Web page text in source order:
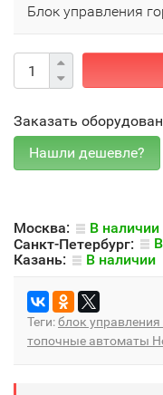
Блок управления
Заказать
Москва:
В наличии
Санкт-Петербург:
Казань:
В наличии
Теги:блок
топочные автоматы